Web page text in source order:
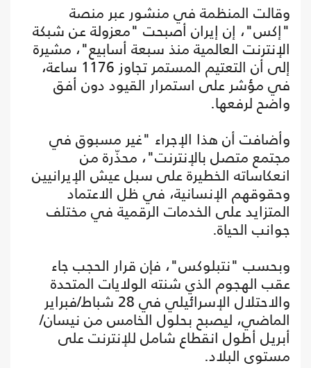
وقالت المنظمة في منشور عبر منصة
"إكس"، إن إيران أصبحت "معزولة عن شبكة
الإنترنت العالمية منذ سبعة أسابيع"، مشيرة
إلى أن التعتيم المستمر تجاوز 1176 ساعة،
في مؤشر على استمرار القيود دون أفق
واضح لرفعها.
وأضافت أن هذا الإجراء "غير مسبوق في
مجتمع متصل بالإنترنت"، محذّرة من
انعكاساته الخطيرة على سبل عيش الإيرانيين
وحقوقهم الإنسانية، في ظل الاعتماد
المتزايد على الخدمات الرقمية في مختلف
جوانب الحياة.
وبحسب "نتبلوكس"، فإن قرار الحجب جاء
عقب الهجوم الذي شنته الولايات المتحدة
والاحتلال الإسرائيلي في 28 شباط/فبراير
الماضي، ليصبح بحلول الخامس من نيسان/
أبريل أطول انقطاع شامل للإنترنت على
مستوى البلاد.